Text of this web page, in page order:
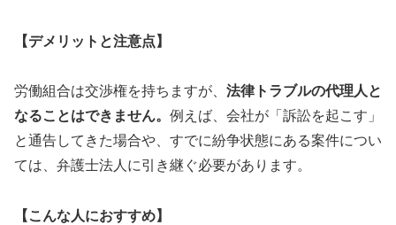
【デメリットと注意点】
労働組合は交渉権を持ちますが、 法律トラブルの代理人と
なることはできません。 例えば、会社が「訴訟を起こす」
と通告してきた場合や、すでに紛争状態にある案件につい
ては、弁護士法人に引き継ぐ必要があります。
【こんな人におすすめ】